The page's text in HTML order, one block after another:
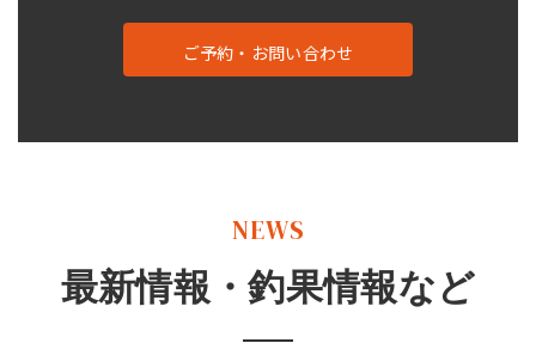
ご予約・お問い合わせ
NEWS
最新情報・釣果情報など